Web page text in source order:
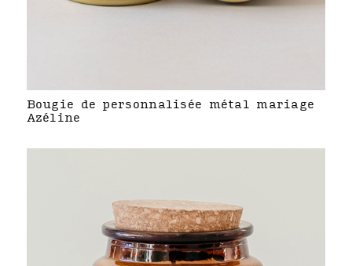
Bougie de personnalisée métal mariage
Azéline